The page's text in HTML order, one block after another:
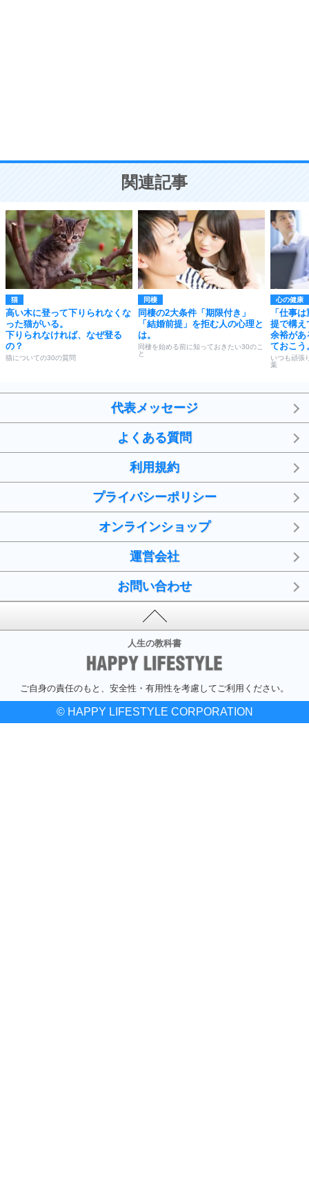
ことが大切。
関連記事
猫
高い木に登って下りられなくな
った猫がいる。
下りられなければ、なぜ登る
の？
猫についての30の質問
同棲
同棲の2大条件「期限付き」
「結婚前提」を拒む人の心理と
は。
同棲を始める前に知っておきたい30のこ
と
心の健康
「仕事
提で構え
余裕があ
ておこう
いつも頑張
葉
代表メッセージ
よくある質問
利用規約
プライバシーポリシー
オンラインショップ
運営会社
お問い合わせ
人生の教科書
ご自身の責任のもと、安全性・有用性を考慮してご利用ください。
© HAPPY LIFESTYLE CORPORATION